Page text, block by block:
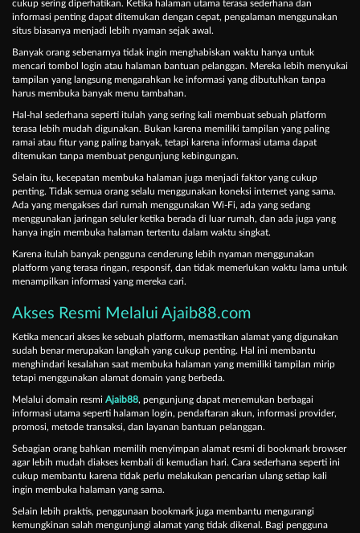
cukup sering diperhatikan. Ketika halaman utama terasa sederhana dan
informasi penting dapat ditemukan dengan cepat, pengalaman menggunakan
situs biasanya menjadi lebih nyaman sejak awal.
Banyak orang sebenarnya tidak ingin menghabiskan waktu hanya untuk
mencari tombol login atau halaman bantuan pelanggan. Mereka lebih menyukai
tampilan yang langsung mengarahkan ke informasi yang dibutuhkan tanpa
harus membuka banyak menu tambahan.
Hal-hal sederhana seperti itulah yang sering kali membuat sebuah platform
terasa lebih mudah digunakan. Bukan karena memiliki tampilan yang paling
ramai atau fitur yang paling banyak, tetapi karena informasi utama dapat
ditemukan tanpa membuat pengunjung kebingungan.
Selain itu, kecepatan membuka halaman juga menjadi faktor yang cukup
penting. Tidak semua orang selalu menggunakan koneksi internet yang sama.
Ada yang mengakses dari rumah menggunakan Wi-Fi, ada yang sedang
menggunakan jaringan seluler ketika berada di luar rumah, dan ada juga yang
hanya ingin membuka halaman tertentu dalam waktu singkat.
Karena itulah banyak pengguna cenderung lebih nyaman menggunakan
platform yang terasa ringan, responsif, dan tidak memerlukan waktu lama untuk
menampilkan informasi yang mereka cari.
Akses Resmi Melalui Ajaib88.com
Ketika mencari akses ke sebuah platform, memastikan alamat yang digunakan
sudah benar merupakan langkah yang cukup penting. Hal ini membantu
menghindari kesalahan saat membuka halaman yang memiliki tampilan mirip
tetapi menggunakan alamat domain yang berbeda.
Melalui domain resmi Ajaib88, pengunjung dapat menemukan berbagai
informasi utama seperti halaman login, pendaftaran akun, informasi provider,
promosi, metode transaksi, dan layanan bantuan pelanggan.
Sebagian orang bahkan memilih menyimpan alamat resmi di bookmark browser
agar lebih mudah diakses kembali di kemudian hari. Cara sederhana seperti ini
cukup membantu karena tidak perlu melakukan pencarian ulang setiap kali
ingin membuka halaman yang sama.
Selain lebih praktis, penggunaan bookmark juga membantu mengurangi
kemungkinan salah mengunjungi alamat yang tidak dikenal. Bagi pengguna